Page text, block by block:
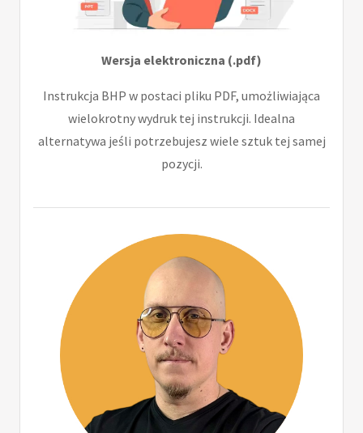
Wersja elektroniczna (.pdf)
Instrukcja BHP w postaci pliku PDF, umożliwiająca
wielokrotny wydruk tej instrukcji. Idealna
alternatywa jeśli potrzebujesz wiele sztuk tej samej
pozycji.